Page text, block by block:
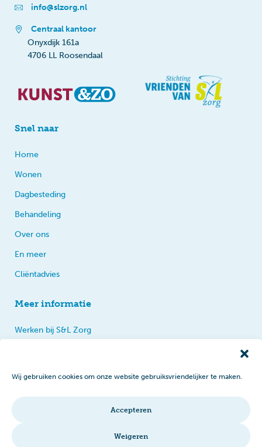
Wij gebruiken cookies om onze website gebruiksvriendelijker te maken.
Accepteren
Weigeren
info@slzorg.nl
Centraal kantoor
Onyxdijk 161a
4706 LL Roosendaal
Snel naar
Home
Wonen
Dagbesteding
Behandeling
Over ons
En meer
Cliëntadvies
Meer informatie
Werken bij S&L Zorg
Intranet